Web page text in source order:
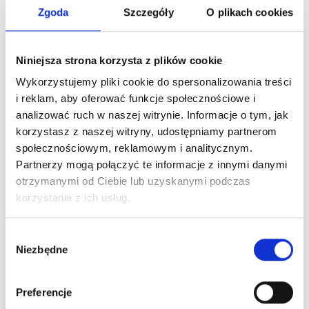
Zgoda Szczegóły O plikach cookies
Niniejsza strona korzysta z plików cookie
Wykorzystujemy pliki cookie do spersonalizowania treści
i reklam, aby oferować funkcje społecznościowe i
analizować ruch w naszej witrynie. Informacje o tym, jak
korzystasz z naszej witryny, udostępniamy partnerom
społecznościowym, reklamowym i analitycznym.
Partnerzy mogą połączyć te informacje z innymi danymi
otrzymanymi od Ciebie lub uzyskanymi podczas
korzystania z ich usług.
zgody
Niezbędne
Preferencje
Oryginalny produkt z autoryzowanej
dystrybucji
Wysyłka 24h z magazynu w Polsce
Stały opiekun handlowy
Szybka obsługa zwrotów i reklamacji